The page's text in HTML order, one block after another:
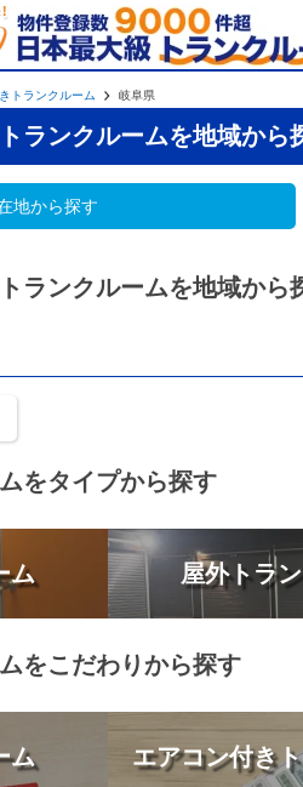
トランクルーム 岐阜県
ランクルームを地域から
地から探す
ランクルームを地域から
をタイプから探す
ム 屋外トラ
をこだわりから探す
ム エアコン付き